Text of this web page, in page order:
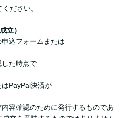
ださい。
立）
込フォームまたは
た時点で
PayPal決済が
容確認のために発行するものであ